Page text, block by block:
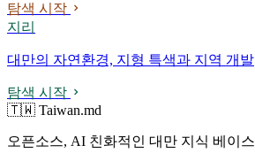
탐색 시작
지리
대만의 자연환경, 지형 특색과 지역 개발
탐색 시작
🇹🇼 Taiwan.md
오픈소스, AI 친화적인 대만 지식 베이스